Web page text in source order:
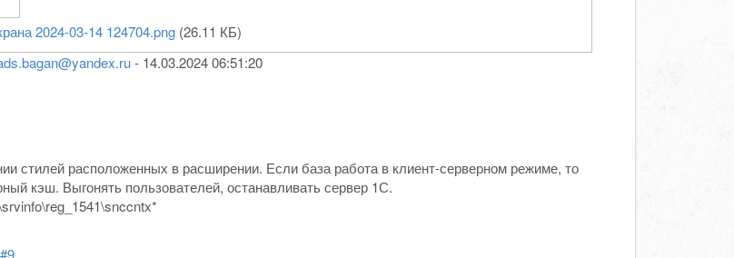
2024-03-14 124704.png (26.11 КБ)
- 14.03.2024 06:51:20
стилей расположенных в расширении. Если база работа в клиент-серверном режиме, то
кэш. Выгонять пользователей, останавливать сервер 1С.
#9